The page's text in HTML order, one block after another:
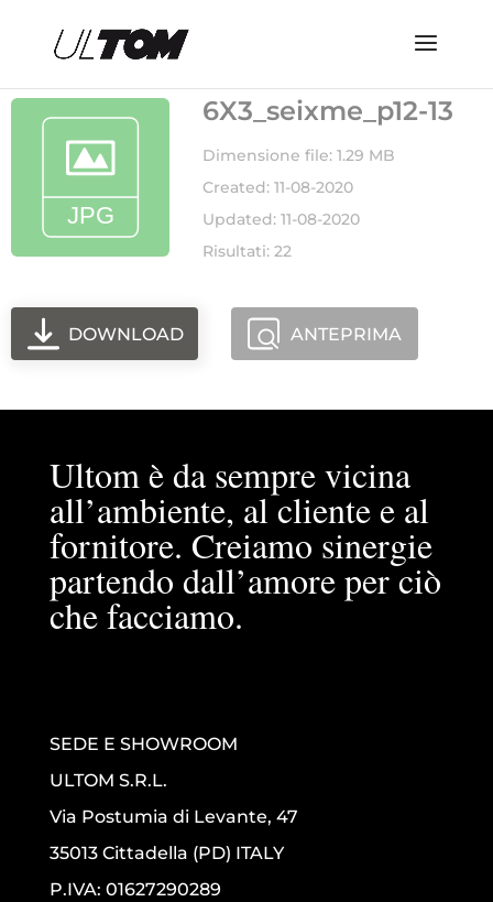
6X3_seixme_p12-13
Dimensione file: 1.29 MB
Created: 11-08-2020
Updated: 11-08-2020
Risultati: 22
DOWNLOAD ANTEPRIMA
Ultom è da sempre vicina
all’ambiente, al cliente e al
fornitore. Creiamo sinergie
partendo dall’amore per ciò
che facciamo.
SEDE E SHOWROOM
ULTOM S.R.L.
Via Postumia di Levante, 47
35013 Cittadella (PD) ITALY
P.IVA: 01627290289